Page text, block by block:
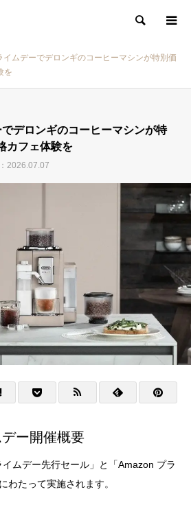
検索
イムデーでデロンギのコーヒーマシンが特別価
を
デロンギのコーヒーマシンが特
カフェ体験を
2026.07.07
ー開催概要
ムデー先行セール」と「Amazon プラ
わたって実施されます。